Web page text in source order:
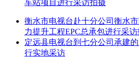
车站项目进行采访拍摄
衡水市电视台赴十分公司衡水
力提升工程EPC总承包进行采访
定远县电视台到七分公司承建
行实地采访